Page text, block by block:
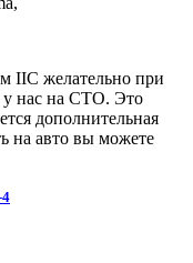
IIC желательно при
у нас на СТО. Это
дополнительная
на авто вы можете